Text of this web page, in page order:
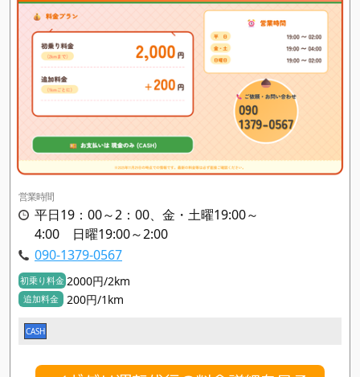
営業時間
平日19：00～2：00、金・土曜19:00～
4:00 日曜19:00～2:00
090-1379-0567
初乗り料金 2000円/2km
追加料金 200円/1km
CASH